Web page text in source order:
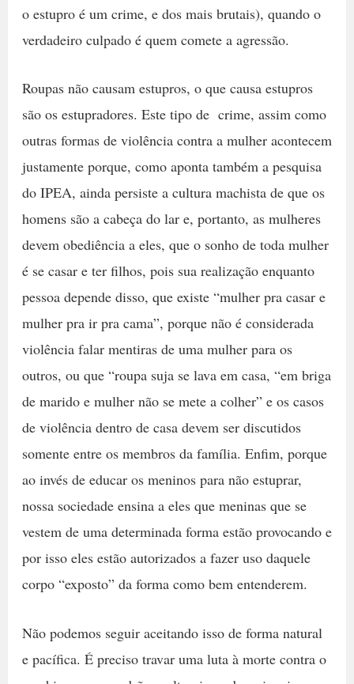
o estupro é um crime, e dos mais brutais), quando o
verdadeiro culpado é quem comete a agressão.
Roupas não causam estupros, o que causa estupros
são os estupradores. Este tipo de crime, assim como
outras formas de violência contra a mulher acontecem
justamente porque, como aponta também a pesquisa
do IPEA, ainda persiste a cultura machista de que os
homens são a cabeça do lar e, portanto, as mulheres
devem obediência a eles, que o sonho de toda mulher
é se casar e ter filhos, pois sua realização enquanto
pessoa depende disso, que existe “mulher pra casar e
mulher pra ir pra cama”, porque não é considerada
violência falar mentiras de uma mulher para os
outros, ou que “roupa suja se lava em casa, “em briga
de marido e mulher não se mete a colher” e os casos
de violência dentro de casa devem ser discutidos
somente entre os membros da família. Enfim, porque
ao invés de educar os meninos para não estuprar,
nossa sociedade ensina a eles que meninas que se
vestem de uma determinada forma estão provocando e
por isso eles estão autorizados a fazer uso daquele
corpo “exposto” da forma como bem entenderem.
Não podemos seguir aceitando isso de forma natural
e pacífica. É preciso travar uma luta à morte contra o